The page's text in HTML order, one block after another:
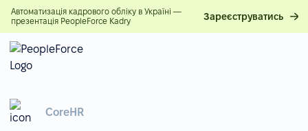
Автоматизація кадрового обліку в Україні —
презентація PeopleForce Kadry
Зареєструватись
CoreHR